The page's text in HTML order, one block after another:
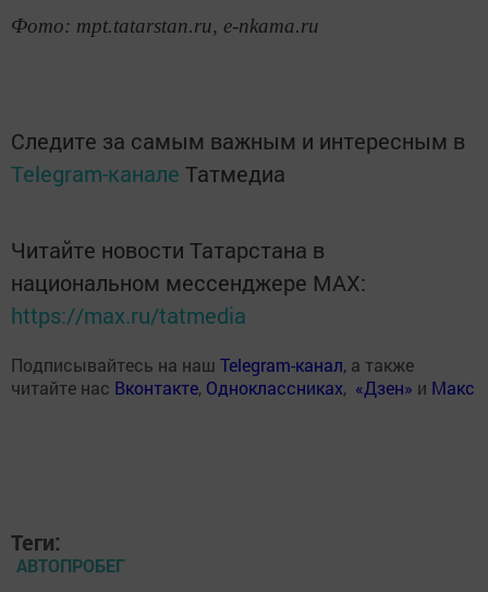
Фото: mpt.tatarstan.ru, e-nkama.ru
Следите за самым важным и интересным в
Telegram-канале Татмедиа
Читайте новости Татарстана в
национальном мессенджере MАХ:
https://max.ru/tatmedia
Подписывайтесь на наш Telegram-канал, а также
читайте нас Вконтакте, Одноклассниках, «Дзен» и Макс
Теги:
АВТОПРОБЕГ